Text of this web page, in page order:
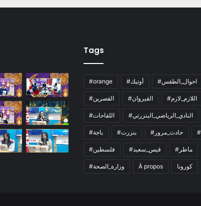
Tags
#orange #أوتيك #احوال_الطقس
#القصرين #القيروان #اللازم_لازم
#اللقاحات #النادي_الرياضي_البنزرتي
#باجة #بنزرت #حادث_مرور
#فلسطين #قيس_سعيد #ماطر
#وزارة_الصحة À propos كورونا